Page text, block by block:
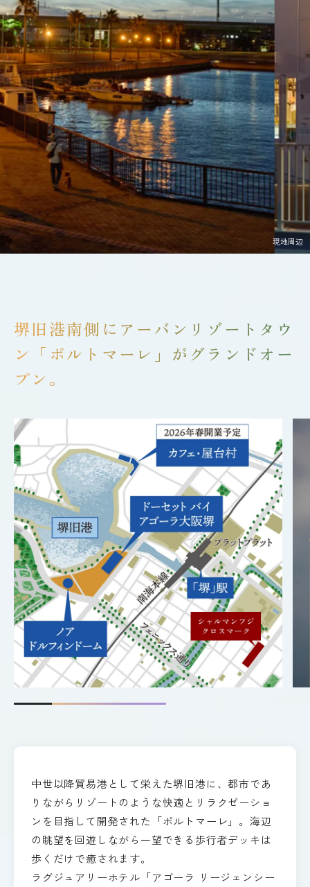
現地周辺
堺旧港南側にアーバンリゾートタウ
ン「ポルトマーレ」が グランドオー
プン。
中世以降貿易港として栄えた堺旧港に、都市であ
りながらリゾートのような快適とリラクゼーショ
ンを目指して開発された「ポルトマーレ」。海辺
の眺望を回遊しながら一望できる歩行者デッキは
歩くだけで癒されます。
ラグジュアリーホテル「アゴーラ リージェンシー